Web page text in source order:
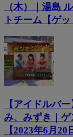
（木）｜湯島
トチーム【ゲッ
【アイドルバ
み、みずき｜ゲ
【2023年6月